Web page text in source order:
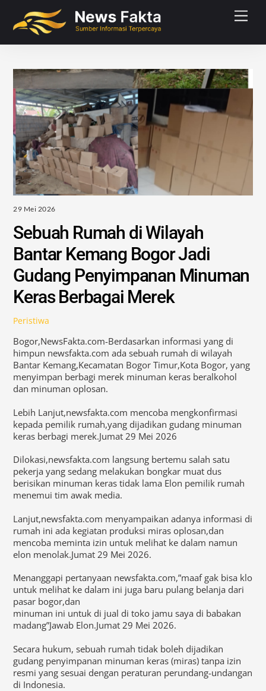
content
29 Mei 2026
Sebuah Rumah di Wilayah
Bantar Kemang Bogor Jadi
Gudang Penyimpanan Minuman
Keras Berbagai Merek
Peristiwa
Bogor,NewsFakta.com-Berdasarkan informasi yang di
himpun newsfakta.com ada sebuah rumah di wilayah
Bantar Kemang,Kecamatan Bogor Timur,Kota Bogor, yang
menyimpan berbagi merek minuman keras beralkohol
dan minuman oplosan.
Lebih Lanjut,newsfakta.com mencoba mengkonfirmasi
kepada pemilik rumah,yang dijadikan gudang minuman
keras berbagi merek.Jumat 29 Mei 2026
Dilokasi,newsfakta.com langsung bertemu salah satu
pekerja yang sedang melakukan bongkar muat dus
berisikan minuman keras tidak lama Elon pemilik rumah
menemui tim awak media.
Lanjut,newsfakta.com menyampaikan adanya informasi di
rumah ini ada kegiatan produksi miras oplosan,dan
mencoba meminta izin untuk melihat ke dalam namun
elon menolak.Jumat 29 Mei 2026.
Menanggapi pertanyaan newsfakta.com,”maaf gak bisa klo
untuk melihat ke dalam ini juga baru pulang belanja dari
pasar bogor,dan
minuman ini untuk di jual di toko jamu saya di babakan
madang”Jawab Elon.Jumat 29 Mei 2026.
Secara hukum, sebuah rumah tidak boleh dijadikan
gudang penyimpanan minuman keras (miras) tanpa izin
resmi yang sesuai dengan peraturan perundang-undangan
di Indonesia.